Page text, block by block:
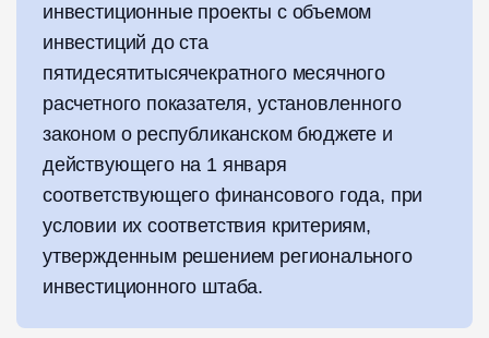
инвестиционные проекты с объемом
инвестиций до ста
пятидесятитысячекратного месячного
расчетного показателя, установленного
законом о республиканском бюджете и
действующего на 1 января
соответствующего финансового года, при
условии их соответствия критериям,
утвержденным решением регионального
инвестиционного штаба.